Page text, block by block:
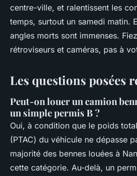
centre-ville, et ralentissent les
temps, surtout un samedi matin.
angles morts sont immenses.
rétroviseurs et caméras, pas à
Les questions posées
Peut-on louer un camion
un simple permis B ?
Oui, à condition que le poids
(PTAC) du véhicule ne dépasse
majorité des bennes louées à
cette catégorie. Au-delà, un